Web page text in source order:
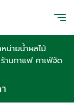
น่ายน้ำผลไม้
านกาแฟ คาเฟ่จัด